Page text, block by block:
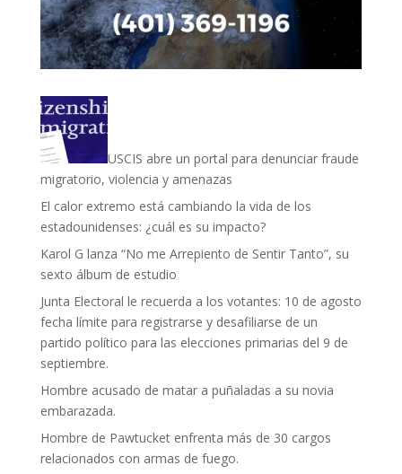
USCIS abre un portal para denunciar fraude
migratorio, violencia y amenazas
El calor extremo está cambiando la vida de los
estadounidenses: ¿cuál es su impacto?
Karol G lanza “No me Arrepiento de Sentir Tanto”, su
sexto álbum de estudio
Junta Electoral le recuerda a los votantes: 10 de agosto
fecha límite para registrarse y desafiliarse de un
partido político para las elecciones primarias del 9 de
septiembre.
Hombre acusado de matar a puñaladas a su novia
embarazada.
Hombre de Pawtucket enfrenta más de 30 cargos
relacionados con armas de fuego.